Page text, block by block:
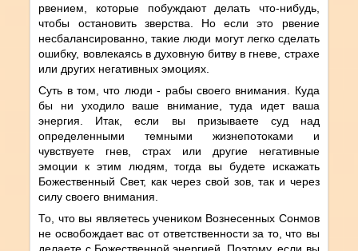
рвением, которые побуждают делать что-нибудь,
чтобы остановить зверства. Но если это рвение
несбалансированно, такие люди могут легко сделать
ошибку, вовлекаясь в духовную битву в гневе, страхе
или других негативных эмоциях.
Суть в том, что люди - рабы своего внимания. Куда
бы ни уходило ваше внимание, туда идет ваша
энергия. Итак, если вы призываете суд над
определенными темными жизнепотоками и
чувствуете гнев, страх или другие негативные
эмоции к этим людям, тогда вы будете искажать
Божественный Свет, как через свой зов, так и через
силу своего внимания.
То, что вы являетесь учеником Вознесенных Сонмов
не освобождает вас от ответственности за то, что вы
делаете с Божественной энергией. Поэтому, если вы